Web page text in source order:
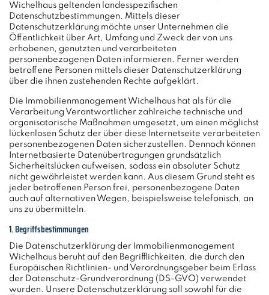
Wichelhaus geltenden landesspezifischen
Datenschutzbestimmungen. Mittels dieser
Datenschutzerklärung möchte unser Unternehmen die
Öffentlichkeit über Art, Umfang und Zweck der von uns
erhobenen, genutzten und verarbeiteten
personenbezogenen Daten informieren. Ferner werden
betroffene Personen mittels dieser Datenschutzerklärung
über die ihnen zustehenden Rechte aufgeklärt.
Die Immobilienmanagement Wichelhaus hat als für die
Verarbeitung Verantwortlicher zahlreiche technische und
organisatorische Maßnahmen umgesetzt, um einen möglichst
lückenlosen Schutz der über diese Internetseite verarbeiteten
personenbezogenen Daten sicherzustellen. Dennoch können
Internetbasierte Datenübertragungen grundsätzlich
Sicherheitslücken aufweisen, sodass ein absoluter Schutz
nicht gewährleistet werden kann. Aus diesem Grund steht es
jeder betroffenen Person frei, personenbezogene Daten
auch auf alternativen Wegen, beispielsweise telefonisch, an
uns zu übermitteln.
1. Begriffsbestimmungen
Die Datenschutzerklärung der Immobilienmanagement
Wichelhaus beruht auf den Begrifflichkeiten, die durch den
Europäischen Richtlinien- und Verordnungsgeber beim Erlass
der Datenschutz-Grundverordnung (DS-GVO) verwendet
wurden. Unsere Datenschutzerklärung soll sowohl für die